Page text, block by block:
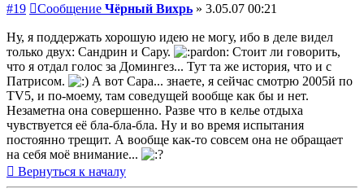
#19 Сообщение Чёрный Вихрь » 3.05.07 00:21
Ну, я поддержать хорошую идею не могу, ибо в деле видел
только двух: Сандрин и Сару.
Стоит ли говорить,
что я отдал голос за Домингез... Тут та же история, что и с
Патрисом.
А вот Сара... знаете, я сейчас смотрю 2005й по
TV5, и по-моему, там соведущей вообще как бы и нет.
Незаметна она совершенно. Разве что в келье отдыха
чувствуется её бла-бла-бла. Ну и во время испытания
постоянно трещит. А вообще как-то совсем она не обращает
на себя моё внимание...
Вернуться к началу